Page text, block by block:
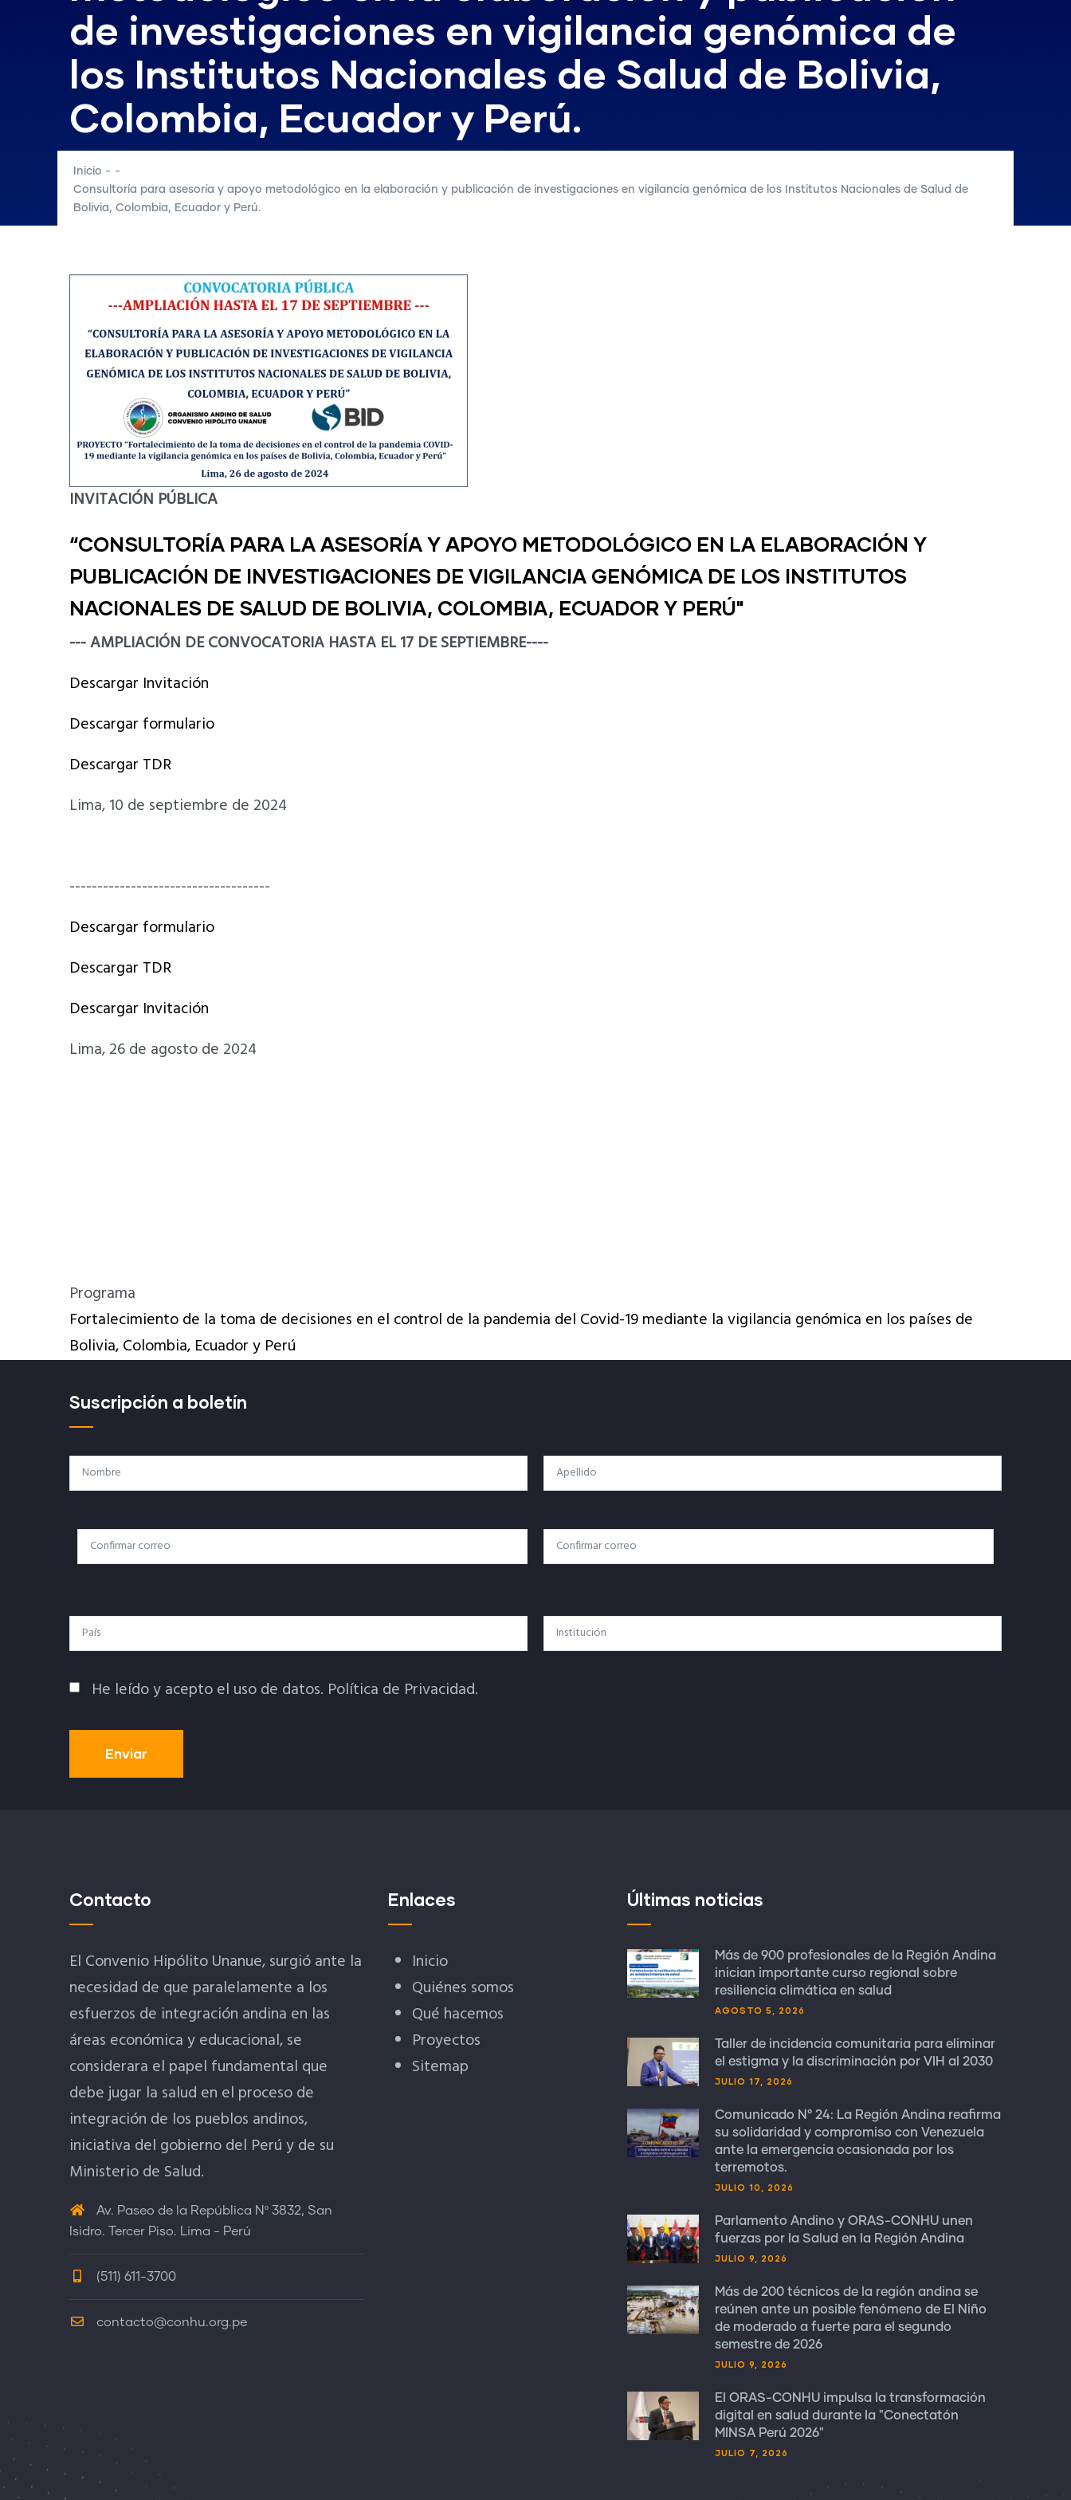
de investigaciones en vigilancia genómica de
los Institutos Nacionales de Salud de Bolivia,
Colombia, Ecuador y Perú.
Inicio - -
Consultoría para asesoría y apoyo metodológico en la elaboración y publicación de investigaciones en vigilancia genómica de los Institutos Nacionales de Salud de
Bolivia, Colombia, Ecuador y Perú.
INVITACIÓN PÚBLICA
“CONSULTORÍA PARA LA ASESORÍA Y APOYO METODOLÓGICO EN LA ELABORACIÓN Y
PUBLICACIÓN DE INVESTIGACIONES DE VIGILANCIA GENÓMICA DE LOS INSTITUTOS
NACIONALES DE SALUD DE BOLIVIA, COLOMBIA, ECUADOR Y PERÚ"
--- AMPLIACIÓN DE CONVOCATORIA HASTA EL 17 DE SEPTIEMBRE----
Descargar Invitación
Descargar formulario
Descargar TDR
Lima, 10 de septiembre de 2024
------------------------------------
Descargar formulario
Descargar TDR
Descargar Invitación
Lima, 26 de agosto de 2024
Programa
Fortalecimiento de la toma de decisiones en el control de la pandemia del Covid-19 mediante la vigilancia genómica en los países de
Bolivia, Colombia, Ecuador y Perú
Suscripción a boletín
Nombre Apellido
Correo
Electrónico
Correo Electrónico Confirmar Correo
País Institución
Política De Privacidad
He leído y acepto el uso de datos. Política de Privacidad.
Contacto
El Convenio Hipólito Unanue, surgió ante la
necesidad de que paralelamente a los
esfuerzos de integración andina en las
áreas económica y educacional, se
considerara el papel fundamental que
debe jugar la salud en el proceso de
integración de los pueblos andinos,
iniciativa del gobierno del Perú y de su
Ministerio de Salud.
Av. Paseo de la República Nº 3832, San
Isidro. Tercer Piso. Lima - Perú
(511) 611-3700
contacto@conhu.org.pe
Enlaces
Inicio
Quiénes somos
Qué hacemos
Proyectos
Sitemap
Últimas noticias
Más de 900 profesionales de la Región Andina
inician importante curso regional sobre
resiliencia climática en salud
AGOSTO 5, 2026
Taller de incidencia comunitaria para eliminar
el estigma y la discriminación por VIH al 2030
JULIO 17, 2026
Comunicado N° 24: La Región Andina reafirma
su solidaridad y compromiso con Venezuela
ante la emergencia ocasionada por los
terremotos.
JULIO 10, 2026
Parlamento Andino y ORAS-CONHU unen
fuerzas por la Salud en la Región Andina
JULIO 9, 2026
Más de 200 técnicos de la región andina se
reúnen ante un posible fenómeno de El Niño
de moderado a fuerte para el segundo
semestre de 2026
JULIO 9, 2026
El ORAS-CONHU impulsa la transformación
digital en salud durante la "Conectatón
MINSA Perú 2026"
JULIO 7, 2026